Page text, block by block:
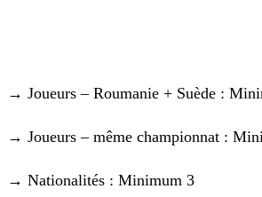
→ Joueurs – Roumanie + Suède :
→ Joueurs – même championnat :
→ Nationalités : Minimum 3